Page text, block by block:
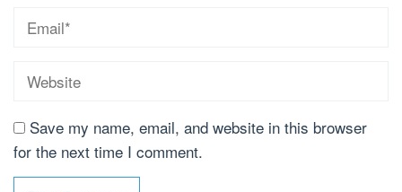
Save my name, email, and website in this browser
for the next time I comment.